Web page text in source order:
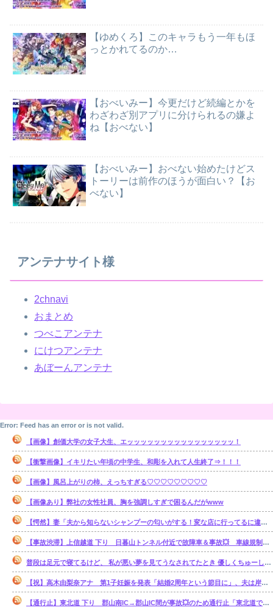
【ゆめくろ】このキャラもう一年もほ
っとかれてるのか…
【おべいみー】今更だけど続編とかを
わざわざ別アプリに分けられるの嫌よ
ね【おべない】
【おべいみー】おべない始めたけどス
トーリーは前作のほうが面白い？【お
べない】
アンテナサイト様
2chnavi
おまとめ
つべこアンテナ
にけつアンテナ
あぼーんアンテナ
Error: Feed has an error or is not valid.
【画像】創価大学の女子大生、エッッッッッッッッッッッッッッッッ！
【衝撃画像】イキリたい年頃の中学生、和彫を入れて人生終了⇒！！！
【画像】風呂上がりの柿、えっちすぎる♡♡♡♡♡♡♡♡♡
【画像あり】弊社の女性社員、胸を強調しすぎで困るんだがwww
【愕然】妻「夫から知らないシャンプーの匂いがする！変な店に行ってるに違いない！！！」探偵「調べたところ･･･」⇒結果ｗｗ
【事故渋滞】上信越道 下り 日暮山トンネル付近で故障車＆事故💥 車線規制 松井田妙義IC〜佐久平IC 渋滞距離 10.0km 通過時間 50 分
普段は足元で寝てるけど、 私が悪い夢を見てうなされてたとき 優しくちゅーして起こしてくれた。【再】
【祝】高木由梨奈アナ 第1子妊娠を発表「結婚2周年という節目に」、夫は岸田タツヤ
【通行止】東北道 下り 郡山南IC→郡山IC間が事故💥のため通行止「東北道で単独事故 3人がけが1人が心肺停止」